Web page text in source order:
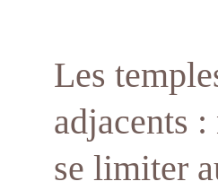
Les
adjacents :
se limiter